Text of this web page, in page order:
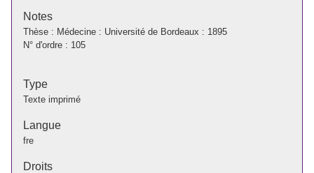
Notes
Thèse : Médecine : Université de Bordeaux : 1895
N° d'ordre : 105
Type
Texte imprimé
Langue
fre
Droits